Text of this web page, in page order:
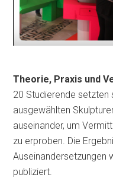
Theorie, Praxis und
20 Studierende
ausgewählten
auseinander, um
zu erproben. Die
publiziert.